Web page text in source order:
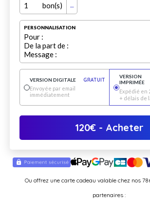
1 bon(s)
PERSONNALISATION
Pour :
De la part de :
Message :
VERSION DIGITALE
GRATUIT
Envoyée par email
immédiatement
VERSION
IMPRIMÉE
Expédié en
+ délais de
120€- Acheter
Ou offrez une carte cadeau valable chez nos
partenaires :